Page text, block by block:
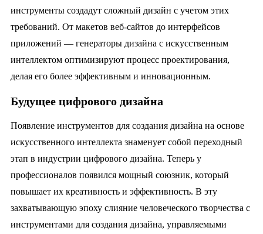
инструменты создадут сложный дизайн с учетом этих
требований. От макетов веб-сайтов до интерфейсов
приложений — генераторы дизайна с искусственным
интеллектом оптимизируют процесс проектирования,
делая его более эффективным и инновационным.
Будущее цифрового дизайна
Появление инструментов для создания дизайна на основе
искусственного интеллекта знаменует собой переходный
этап в индустрии цифрового дизайна. Теперь у
профессионалов появился мощный союзник, который
повышает их креативность и эффективность. В эту
захватывающую эпоху слияние человеческого творчества с
инструментами для создания дизайна, управляемыми